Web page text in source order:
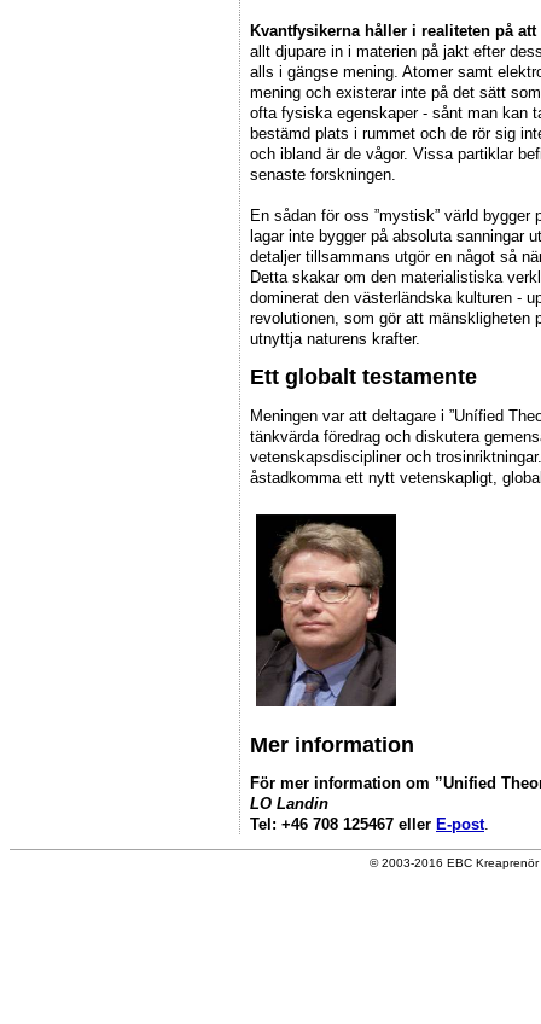
Kvantfysikerna håller i realiteten på
allt djupare in i materien på jakt efter
alls i gängse mening. Atomer samt
mening och existerar inte på det sätt
ofta fysiska egenskaper - sånt man kan
bestämd plats i rummet och de rör sig
och ibland är de vågor. Vissa partiklar
senaste forskningen.
En sådan för oss ”mystisk” värld
lagar inte bygger på absoluta sanningar
detaljer tillsammans utgör en något så
Detta skakar om den materialistiska
dominerat den västerländska kulturen -
revolutionen, som gör att
utnyttja naturens krafter.
Ett globalt testamente
Meningen var att deltagare i ”Unífied
tänkvärda föredrag och diskutera
vetenskapsdiscipliner och
åstadkomma ett nytt vetenskapligt,
Mer information
För mer information om ”Unified
LO Landin
Tel: +46 708 125467 eller E-post.
© 2003-2016 EBC Kreaprenör